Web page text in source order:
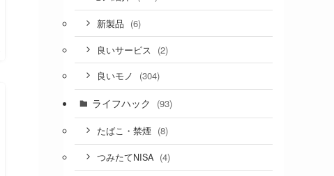
新製品 (6)
良いサービス (2)
良いモノ (304)
ライフハック (93)
たばこ・禁煙 (8)
つみたてNISA (4)